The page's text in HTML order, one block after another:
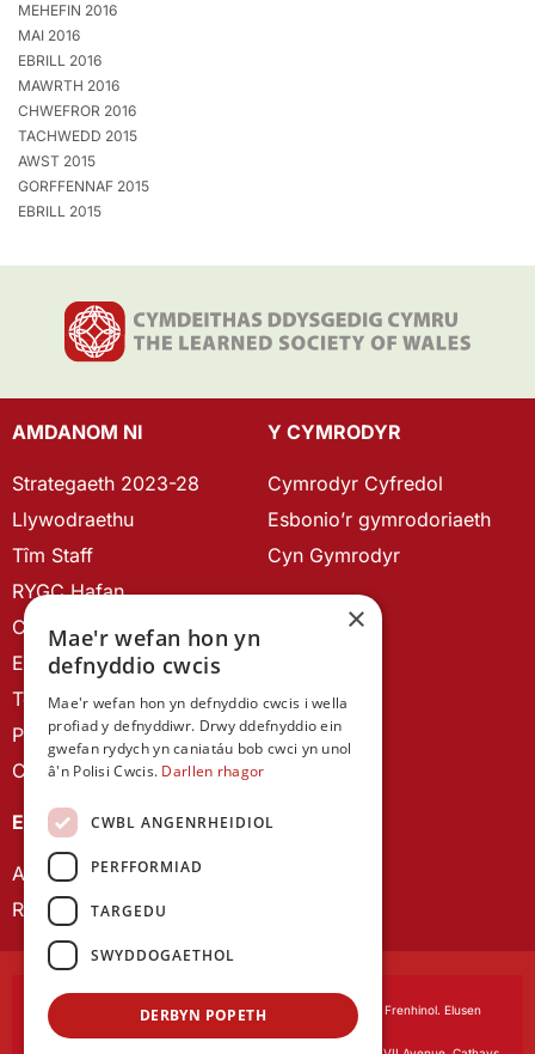
MEHEFIN 2016
MAI 2016
EBRILL 2016
MAWRTH 2016
CHWEFROR 2016
TACHWEDD 2015
AWST 2015
GORFFENNAF 2015
EBRILL 2015
AMDANOM NI
Strategaeth 2023-28
Llywodraethu
Tîm Staff
RYGC Hafan
Canllawiau brandio
Ein Hanes
Telerau ac Amodau
Polisi Preifatrwydd
Cysylltu â ni
Y CYMRODYR
Cymrodyr Cyfredol
Esbonio’r gymrodoriaeth
Cyn Gymrodyr
EIN CYHOEDDIADAU
Astudiaethau Cymreig
Rhwydwaith Ymchwil Gyrfa Cynnar
Cymdeithas Ddysgedig Cymru, corfforedig drwy Siarter Frenhinol. Elusen
×
Mae'r wefan hon yn
defnyddio cwcis
Mae'r wefan hon yn defnyddio cwcis i wella
profiad y defnyddiwr. Drwy ddefnyddio ein
gwefan rydych yn caniatáu bob cwci yn unol
â'n Polisi Cwcis. Darllen rhagor
CWBL ANGENRHEIDIOL
PERFFORMIAD
TARGEDU
SWYDDOGAETHOL
DERBYN POPETH